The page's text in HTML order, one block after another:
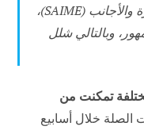
الدائرة الإدارية لتحديد الهوية والهجرة والأجانب (SAIME)،
وبالتالي شلل
تمكنت من
الصلة خلال أسابيع